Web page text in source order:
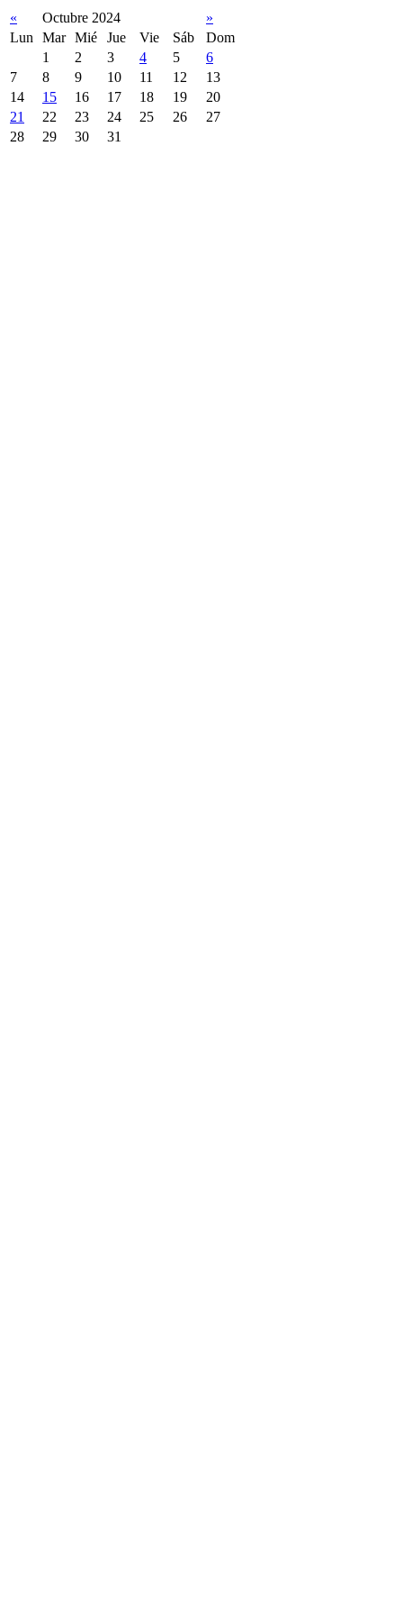
« Octubre 2024
»
Lun
Mar Mié Jue Vie Sáb
Dom
1
2 3 4 5
6
7
8 9 10 11 12
13
14
15 16 17 18 19
20
21
22 23 24 25 26
27
28
29 30 31